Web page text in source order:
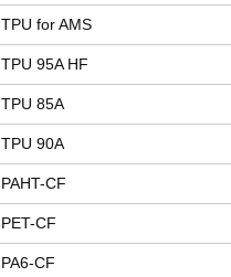
TPU for AMS
TPU 95A HF
TPU 85A
TPU 90A
PAHT-CF
PET-CF
PA6-CF